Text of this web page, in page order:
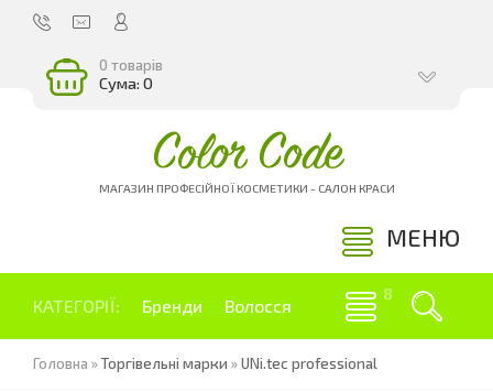
0 товарів
Сума: 0
Color Code
МАГАЗИН ПРОФЕСІЙНОЇ КОСМЕТИКИ - САЛОН КРАСИ
МЕНЮ
КАТЕГОРІЇ: Бренди Волосся
Головна »Торгівельні марки »UNi.tec professional